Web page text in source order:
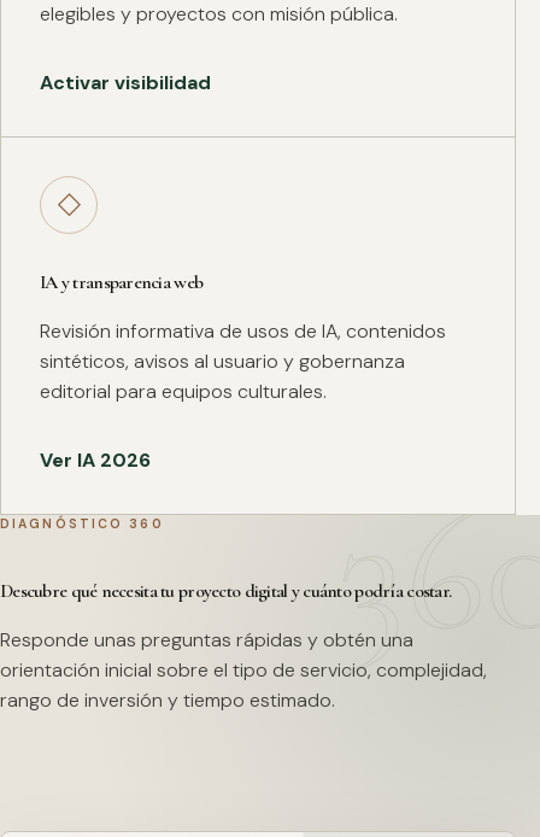
elegibles y proyectos con misión pública.
Activar visibilidad
◇
IA y transparencia web
Revisión informativa de usos de IA, contenidos
sintéticos, avisos al usuario y gobernanza
editorial para equipos culturales.
Ver IA 2026
DIAGNÓSTICO 360
Descubre qué necesita tu proyecto digital y cuánto podría costar.
Responde unas preguntas rápidas y obtén una
orientación inicial sobre el tipo de servicio, complejidad,
rango de inversión y tiempo estimado.